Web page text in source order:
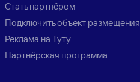
Стать партнёром
Подключить объект размещения
Реклама на Туту
Партнёрская программа